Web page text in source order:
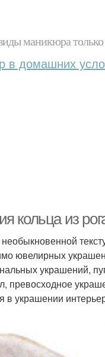
маникюра
в домашних
кольца из
ювелирных
украшений,
превосходное
в украшении